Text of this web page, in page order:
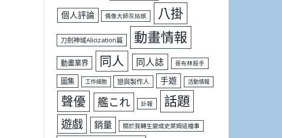
個人評論 偶像大師灰姑娘 八掛
刀劍神域Alicization篇 動畫情報
動畫業界 同人 同人誌 哥布林殺手
圖集 工作細胞 戀與製作人 手遊 活動情報
聲優 艦これ 訃報 話題
遊戲 銷量 關於我轉生變成史萊姆這檔事